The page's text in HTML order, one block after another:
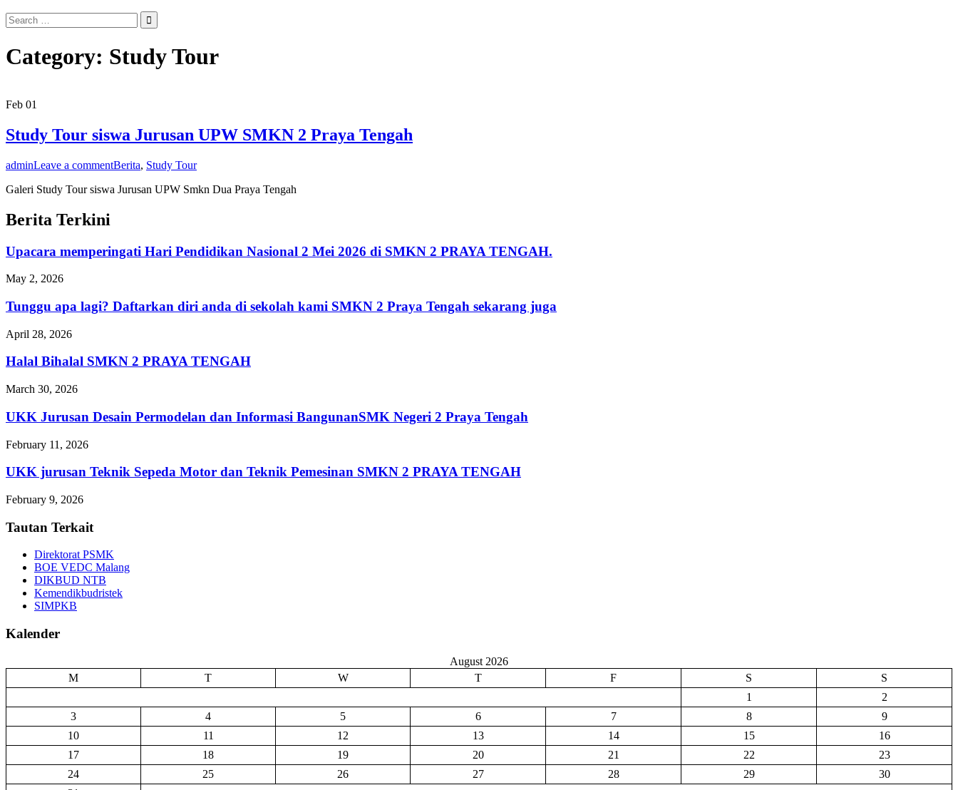
Search
for:
Category: Study Tour
Feb 01
Study Tour siswa Jurusan UPW SMKN 2 Praya Tengah
adminLeave a commentBerita, Study Tour
Galeri Study Tour siswa Jurusan UPW Smkn Dua Praya Tengah
Berita Terkini
Upacara memperingati Hari Pendidikan Nasional 2 Mei 2026 di SMKN 2 PRAYA TENGAH.
May 2, 2026
Tunggu apa lagi? Daftarkan diri anda di sekolah kami SMKN 2 Praya Tengah sekarang juga
April 28, 2026
Halal Bihalal SMKN 2 PRAYA TENGAH
March 30, 2026
UKK Jurusan Desain Permodelan dan Informasi BangunanSMK Negeri 2 Praya Tengah
February 11, 2026
UKK jurusan Teknik Sepeda Motor dan Teknik Pemesinan SMKN 2 PRAYA TENGAH
February 9, 2026
Tautan Terkait
Direktorat PSMK
BOE VEDC Malang
DIKBUD NTB
Kemendikbudristek
SIMPKB
Kalender
August 2026
M
T W T F S
S
1
2
3
4 5 6 7 8
9
10
11 12 13 14 15
16
17
18 19 20 21 22
23
24
25 26 27 28 29
30